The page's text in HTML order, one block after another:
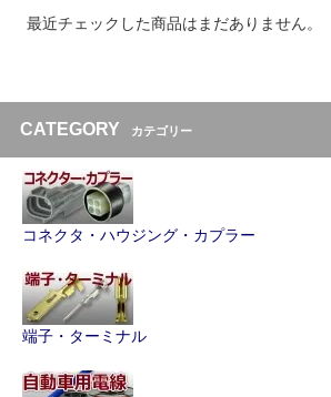
最近チェックした商品はまだありません。
CATEGORY カテゴリー
コネクタ・ハウジング・カプラー
端子・ターミナル